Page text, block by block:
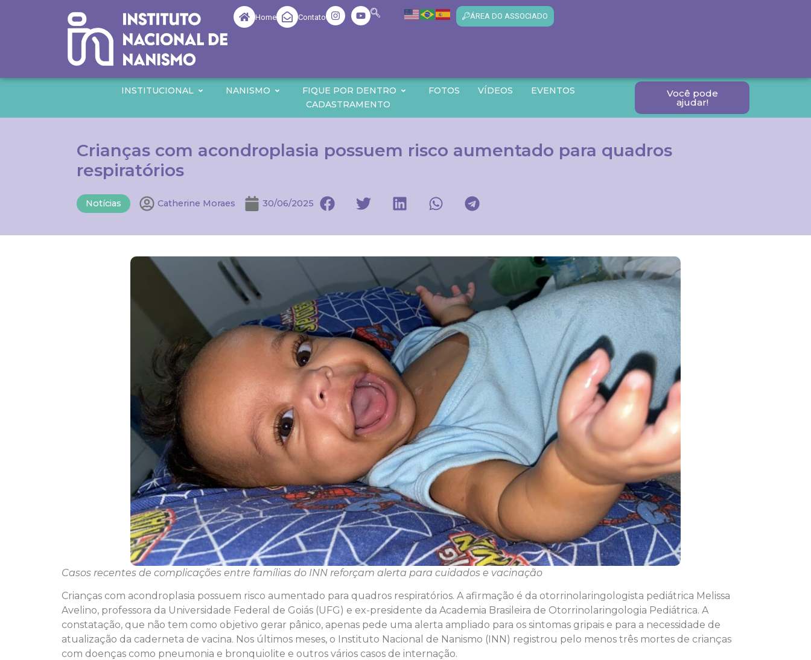
Home Contato ÁREA DO ASSOCIADO
INSTITUCIONAL NANISMO FIQUE POR DENTRO FOTOS VÍDEOS
EVENTOS
CADASTRAMENTO
Você pode
ajudar!
Crianças com acondroplasia possuem risco aumentado para quadros
respiratórios
Notícias Catherine Moraes 30/06/2025
Casos recentes de complicações entre famílias do INN reforçam alerta para cuidados e vacinação
Crianças com acondroplasia possuem risco aumentado para quadros respiratórios. A afirmação é da otorrinolaringologista pediátrica Melissa
Avelino, professora da Universidade Federal de Goiás (UFG) e ex-presidente da Academia Brasileira de Otorrinolaringologia Pediátrica. A
constatação, que não tem como objetivo gerar pânico, apenas pede uma alerta ampliado para os sintomas gripais e para a necessidade de
atualização da caderneta de vacina. Nos últimos meses, o Instituto Nacional de Nanismo (INN) registrou pelo menos três mortes de crianças
com doenças como pneumonia e bronquiolite e outros vários casos de internação.